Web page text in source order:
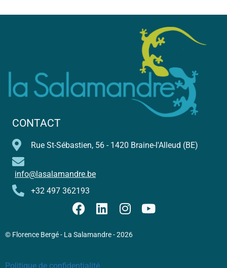
CONTACT
Rue St-Sébastien, 56 - 1420 Braine-l'Alleud (BE)
info@lasalamandre.be
+32 497 362193
© Florence Bergé - La Salamandre - 2026
Politique de confidentialité